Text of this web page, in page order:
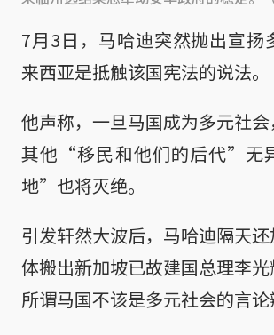
7月3日，马哈迪突然抛出宣扬
来西亚是抵触该国宪法的说法。
他声称，一旦马国成为多元社
其他“移民和他们的后代”无
地”也将灭绝。
引发轩然大波后，马哈迪隔天
体搬出新加坡已故建国总理李
所谓马国不该是多元社会的言论